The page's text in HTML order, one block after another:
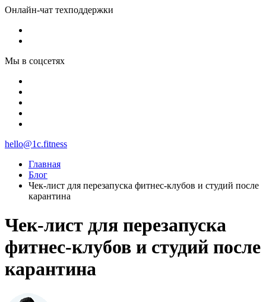
Онлайн-чат техподдержки
Мы в соцсетях
hello@1c.fitness
Главная
Блог
Чек-лист для перезапуска фитнес-клубов и студий после
карантина
Чек-лист для перезапуска
фитнес-клубов и студий после
карантина